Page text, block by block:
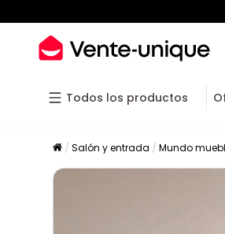
Todos los productos
Salón y entrada Mundo